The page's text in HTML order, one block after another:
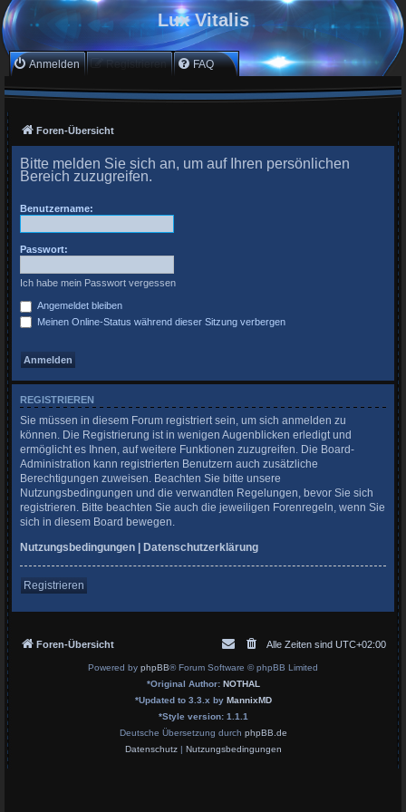
Lux Vitalis
Anmelden Registrieren FAQ
Foren-Übersicht
Bitte melden Sie sich an, um auf Ihren persönlichen
Bereich zuzugreifen.
Benutzername:
Passwort:
Ich habe mein Passwort vergessen
Angemeldet bleiben
Meinen Online-Status während dieser Sitzung verbergen
REGISTRIEREN
Sie müssen in diesem Forum registriert sein, um sich anmelden zu
können. Die Registrierung ist in wenigen Augenblicken erledigt und
ermöglicht es Ihnen, auf weitere Funktionen zuzugreifen. Die Board-
Administration kann registrierten Benutzern auch zusätzliche
Berechtigungen zuweisen. Beachten Sie bitte unsere
Nutzungsbedingungen und die verwandten Regelungen, bevor Sie sich
registrieren. Bitte beachten Sie auch die jeweiligen Forenregeln, wenn Sie
sich in diesem Board bewegen.
Nutzungsbedingungen | Datenschutzerklärung
Registrieren
Foren-Übersicht Alle Zeiten sind UTC+02:00
Powered by phpBB® Forum Software © phpBB Limited
*Original Author: NOTHAL
*Updated to 3.3.x by MannixMD
*Style version: 1.1.1
Deutsche Übersetzung durch phpBB.de
Datenschutz| Nutzungsbedingungen